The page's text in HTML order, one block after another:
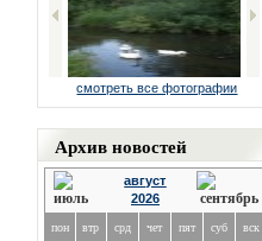
смотреть все фотографии
Архив новостей
август
2026
пон втр срд чет пят суб вск